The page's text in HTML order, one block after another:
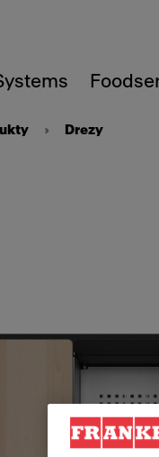
Drezy